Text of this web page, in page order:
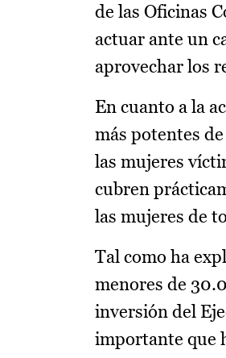
de las Oficinas
actuar ante un
aprovechar los
En cuanto a la
más potentes
las mujeres
cubren
las mujeres de
Tal como ha
menores de
inversión del
importante que